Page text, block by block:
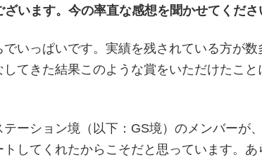
います。今の率直な感想を聞かせてくださ
でいっぱいです。実績を残されている方が
てきた結果このような賞をいただけたこと
ーション境（以下：GS境）のメンバーが
してくれたからこそだと思っています。